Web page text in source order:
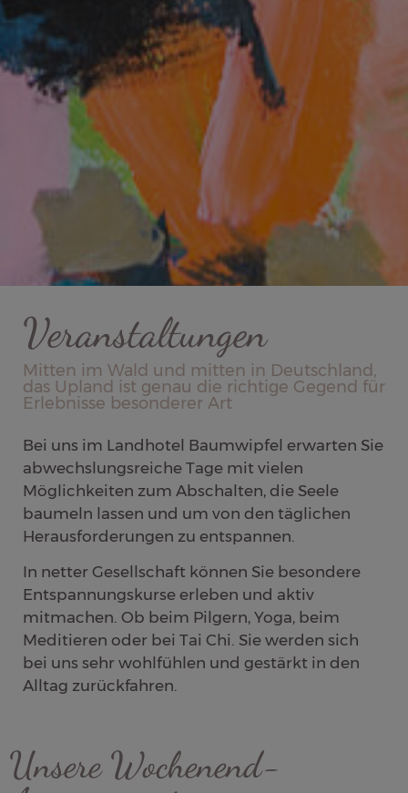
Veranstaltungen
Mitten im Wald und mitten in Deutschland,
das Upland ist genau die richtige Gegend für
Erlebnisse besonderer Art
Bei uns im Landhotel Baumwipfel erwarten Sie
abwechslungsreiche Tage mit vielen
Möglichkeiten zum Abschalten, die Seele
baumeln lassen und um von den täglichen
Herausforderungen zu entspannen.
In netter Gesellschaft können Sie besondere
Entspannungskurse erleben und aktiv
mitmachen. Ob beim Pilgern, Yoga, beim
Meditieren oder bei Tai Chi. Sie werden sich
bei uns sehr wohlfühlen und gestärkt in den
Alltag zurückfahren.
Unsere Wochenend-